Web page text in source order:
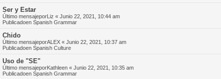
Ser y Estar
Último mensajeporLiz « Junio 22, 2021, 10:44 am
Publicadoen Spanish Grammar
Chido
Último mensajeporALEX « Junio 22, 2021, 10:37 am
Publicadoen Spanish Culture
Uso de "SE"
Último mensajeporKathleen « Junio 22, 2021, 10:35 am
Publicadoen Spanish Grammar